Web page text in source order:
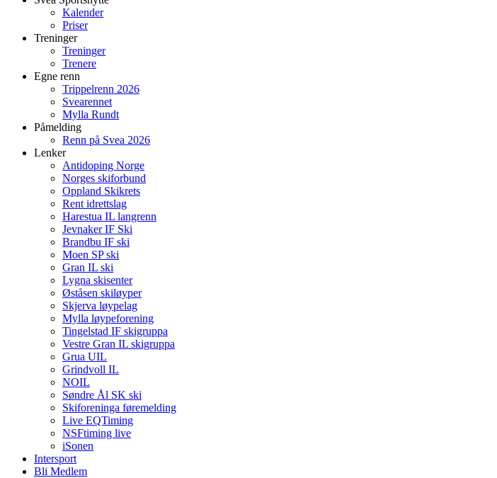
Kalender
Priser
Treninger
Treninger
Trenere
Egne renn
Trippelrenn 2026
Svearennet
Mylla Rundt
Påmelding
Renn på Svea 2026
Lenker
Antidoping Norge
Norges skiforbund
Oppland Skikrets
Rent idrettslag
Harestua IL langrenn
Jevnaker IF Ski
Brandbu IF ski
Moen SP ski
Gran IL ski
Lygna skisenter
Øståsen skiløyper
Skjerva løypelag
Mylla løypeforening
Tingelstad IF skigruppa
Vestre Gran IL skigruppa
Grua UIL
Grindvoll IL
NOIL
Søndre Ål SK ski
Skiforeninga føremelding
Live EQTiming
NSFtiming live
iSonen
Intersport
Bli Medlem